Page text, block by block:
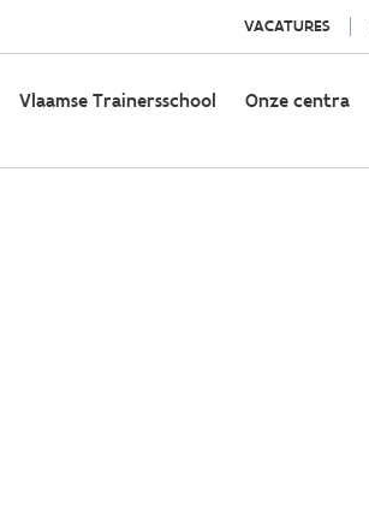
VACATURES
Vlaamse Trainersschool Onze centra